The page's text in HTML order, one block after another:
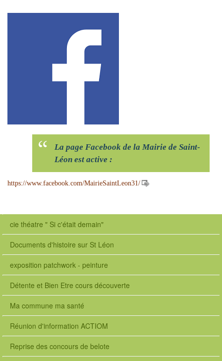
La page Facebook de la Mairie de Saint-
Léon est active :
https://www.facebook.com/MairieSaintLeon31/
cie théatre " Si c'était demain"
Documents d'histoire sur St Léon
exposition patchwork - peinture
Détente et Bien Etre cours découverte
Ma commune ma santé
Réunion d'information ACTIOM
Reprise des concours de belote